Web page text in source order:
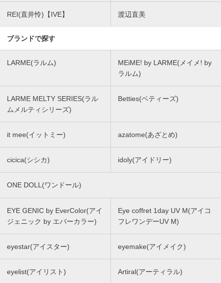
REI(直井怜)【IVE】 渡辺直美
ブランドで探す
LARME(ラルム)
MEiME! by LARME(メイメ! by
ラルム)
LARME MELTY SERIES(ラル
ムメルティシリーズ)
Betties(ベティーズ)
it mee(イットミー) azatome(あざとめ)
cicica(シシカ) idoly(アイドリー)
ONE DOLL(ワンドール)
EYE GENIC by EverColor(アイ
ジェニック by エバーカラー)
Eye coffret 1day UV M(アイコ
フレワンデーUV M)
eyestar(アイスター) eyemake(アイメイク)
eyelist(アイリスト) Artiral(アーティラル)